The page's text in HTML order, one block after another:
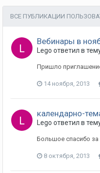
ВСЕ ПУБЛИКАЦИИ
Вебинары в
Lego ответил в
Пришло
14 ноября, 2013
календарно-
Lego ответил в
Большое спасибо
8 октября, 2013